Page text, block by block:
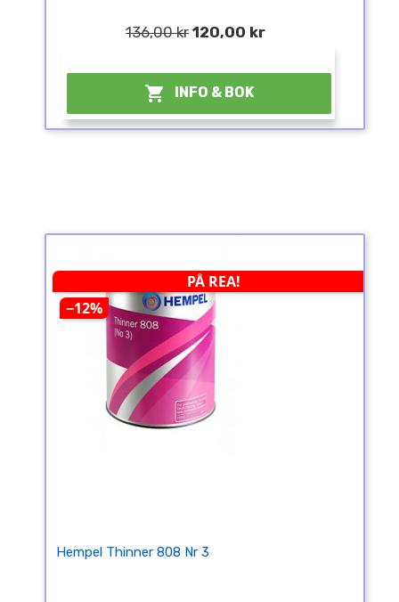
136,00 kr 120,00 kr
 INFO & BOK
PÅ REA!
−12%
Hempel Thinner 808 Nr 3